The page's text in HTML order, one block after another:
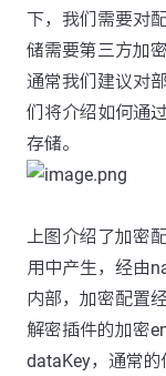
下，我们需要对
储需要第三方加
通常我们建议对
们将介绍如何通
存储。
上图介绍了加密
用中产生，经由
内部，加密配置
解密插件的加密
dataKey，通常的